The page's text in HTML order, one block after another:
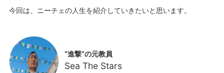
“進撃”の元教員
Sea The Stars